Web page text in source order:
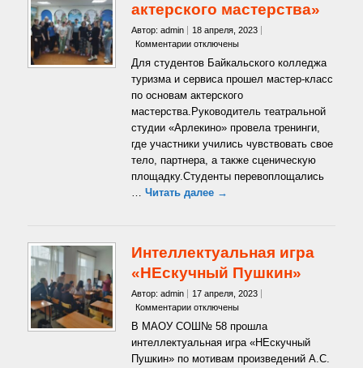
актерского мастерства»
Автор: admin
18 апреля, 2023
Комментариик
записи
класс
«Основы
актерского
мастерства»
отключены
Для студентов Байкальского колледжа
туризма и сервиса прошел мастер-класс
по основам актерского
мастерства.Руководитель театральной
студии «Арлекино» провела тренинги,
где участники учились чувствовать свое
тело, партнера, а также сценическую
площадку.Студенты перевоплощались
… Читать далее →
Интеллектуальная игра
«НЕскучный Пушкин»
Автор: admin
17 апреля, 2023
Комментариик
записи
Интеллектуальная
игра
«НЕскучный
отключены
В МАОУ СОШ№ 58 прошла
интеллектуальная игра «НЕскучный
Пушкин» по мотивам произведений А.С.